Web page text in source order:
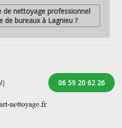
de nettoyage professionnel
de bureaux à Lagnieu ?
06 59 20 62 26